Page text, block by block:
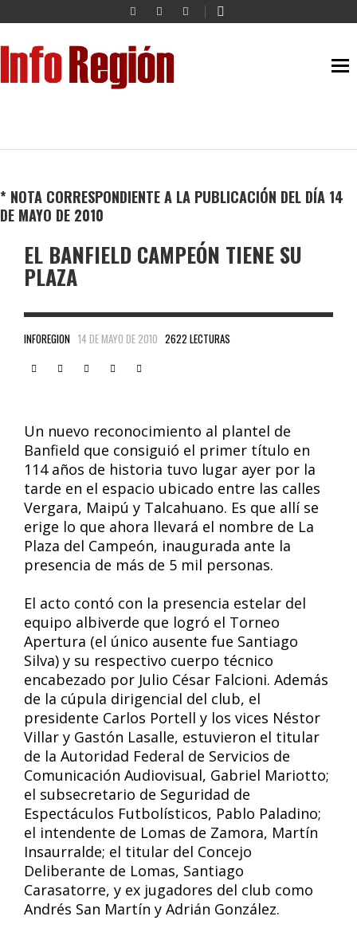
* NOTA CORRESPONDIENTE A LA PUBLICACIÓN DEL DÍA 14
DE MAYO DE 2010
EL BANFIELD CAMPEÓN TIENE SU
PLAZA
INFOREGION 14 DE MAYO DE 2010 2622 LECTURAS
Un nuevo reconocimiento al plantel de
Banfield que consiguió el primer título en
114 años de historia tuvo lugar ayer por la
tarde en el espacio ubicado entre las calles
Vergara, Maipú y Talcahuano. Es que allí se
erige lo que ahora llevará el nombre de La
Plaza del Campeón, inaugurada ante la
presencia de más de 5 mil personas.
El acto contó con la presencia estelar del
equipo albiverde que logró el Torneo
Apertura (el único ausente fue Santiago
Silva) y su respectivo cuerpo técnico
encabezado por Julio César Falcioni. Además
de la cúpula dirigencial del club, el
presidente Carlos Portell y los vices Néstor
Villar y Gastón Lasalle, estuvieron el titular
de la Autoridad Federal de Servicios de
Comunicación Audiovisual, Gabriel Mariotto;
el subsecretario de Seguridad de
Espectáculos Futbolísticos, Pablo Paladino;
el intendente de Lomas de Zamora, Martín
Insaurralde; el titular del Concejo
Deliberante de Lomas, Santiago
Carasatorre, y ex jugadores del club como
Andrés San Martín y Adrián González.